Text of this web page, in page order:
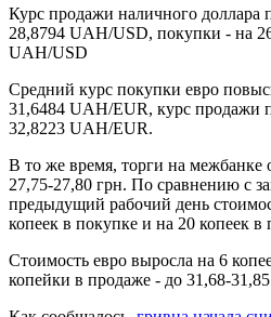
Курс продажи наличного доллара
28,8794 UAH/USD, покупки - на
UAH/USD
Средний курс покупки евро
31,6484 UAH/EUR, курс продажи
32,8223 UAH/EUR.
В то же время, торги на межбанке
27,75-27,80 грн. По сравнению с
предыдущий рабочий день
копеек в покупке и на 20 копеек в
Стоимость евро выросла на 6
копейки в продаже - до 31,68-